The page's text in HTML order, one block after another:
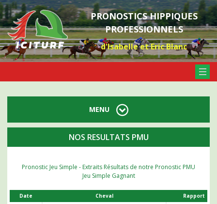
PRONOSTICS HIPPIQUES
PROFESSIONNELS
d'Isabelle et Eric Blanc
NOS RESULTATS PMU
Pronostic Jeu Simple - Extraits Résultats de notre Pronostic PMU
Jeu Simple Gagnant
Date Cheval
Rapport
MENU